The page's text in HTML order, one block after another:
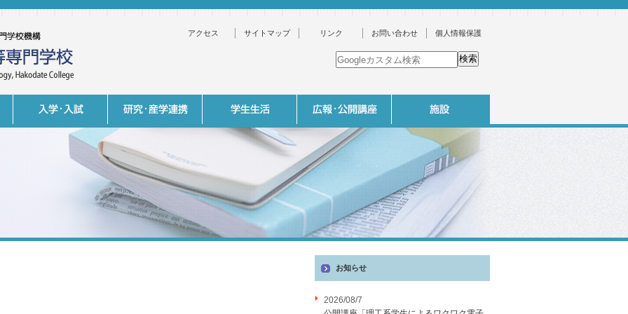
個人情報保護
お問い合わせ
リンク
サイトマップ
アクセス
お知らせ
2026/08/7